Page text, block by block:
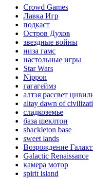
Crowd Games
Лавка Игр
подкаст
Остров Духов
звездные войны
низа гамс
настольные игры
Star Wars
Nippon
гагагеймз
алтэя рассвет
altay dawn of
сладкоземье
база шеклтон
shackleton base
sweet lands
Возрождение
Galactic Renaissance
камера мотор
spirit island